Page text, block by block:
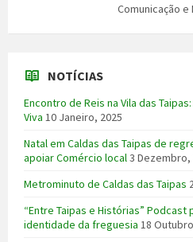
Comunicação
NOTÍCIAS
Encontro de Reis na Vila das
Viva 10 Janeiro, 2025
Natal em Caldas das Taipas de
apoiar Comércio local3 Dezembro,
Metrominuto de Caldas das Taipas
“Entre Taipas e Histórias”
identidade da freguesia 18